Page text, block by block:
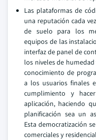
Las plataformas de
una reputación cada
de suelo para los
equipos de las
interfaz de panel de
los niveles de
conocimiento de
a los usuarios finales
cumplimiento y
aplicación, haciendo
planificación sea un
Esta democratización
comerciales y